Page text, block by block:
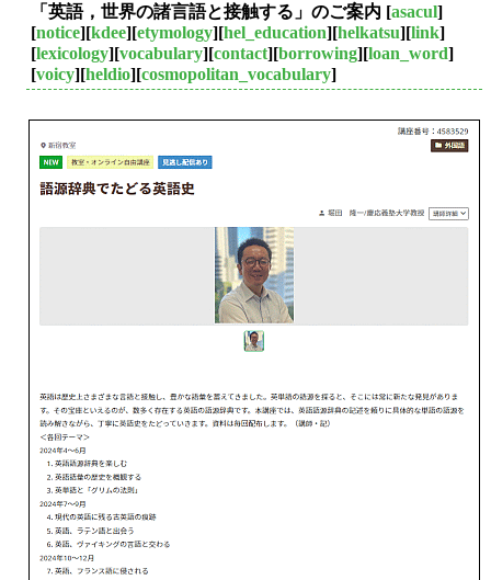
「英語，世界の諸言語と接触する」のご案内 [asacul]
[notice][kdee][etymology][hel_education][helkatsu][link]
[lexicology][vocabulary][contact][borrowing][loan_word]
[voicy][heldio][cosmopolitan_vocabulary]